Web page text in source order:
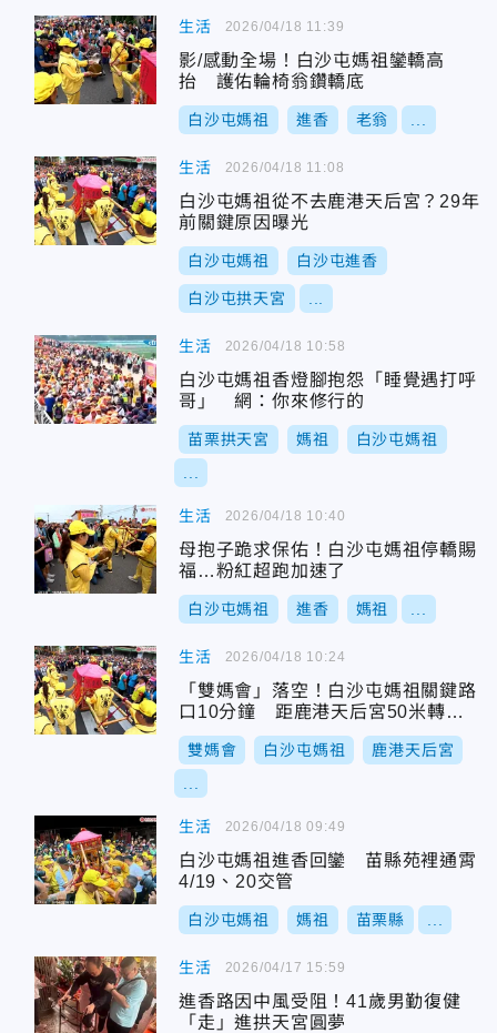
生活
影/感動全場！白沙屯媽祖鑾轎高
抬 護佑輪椅翁鑽轎底
白沙屯媽祖 進香 老翁
2026/04/18 11:39
生活
白沙屯媽祖從不去鹿港天后宮？29年
前關鍵原因曝光
白沙屯媽祖 白沙屯進香
白沙屯拱天宮
2026/04/18 11:08
生活
白沙屯媽祖香燈腳抱怨「睡覺遇打呼
哥」 網：你來修行的
苗栗拱天宮 媽祖 白沙屯媽祖
2026/04/18 10:58
生活
母抱子跪求保佑！白沙屯媽祖停轎賜
福…粉紅超跑加速了
白沙屯媽祖 進香 媽祖
2026/04/18 10:40
生活
「雙媽會」落空！白沙屯媽祖關鍵路
口10分鐘 距鹿港天后宮50米轉向
了
雙媽會 白沙屯媽祖 鹿港天后宮
2026/04/18 10:24
生活
白沙屯媽祖進香回鑾 苗縣苑裡通霄
4/19、20交管
白沙屯媽祖 媽祖 苗栗縣
2026/04/18 09:49
生活
進香路因中風受阻！41歲男勤復健
「走」進拱天宮圓夢
2026/04/17 15:59